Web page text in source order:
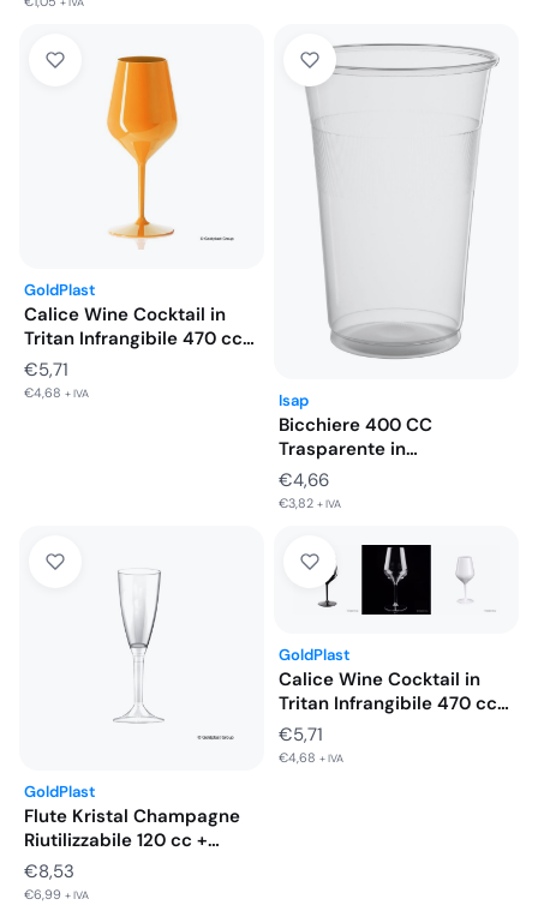
+ IVA
GoldPlast
Calice Wine Cocktail in
Tritan Infrangibile 470 cc…
€5,71
€4,68 + IVA Isap
Bicchiere 400 CC
Trasparente in
Polipropilene Infrangibile
Tacca…
€4,66
€3,82 + IVA
GoldPlast
Flute Kristal Champagne
Riutilizzabile 120 cc +
Gambo…
€8,53
€6,99 + IVA
GoldPlast
Calice Wine Cocktail in
Tritan Infrangibile 470 cc…
€5,71
€4,68 + IVA